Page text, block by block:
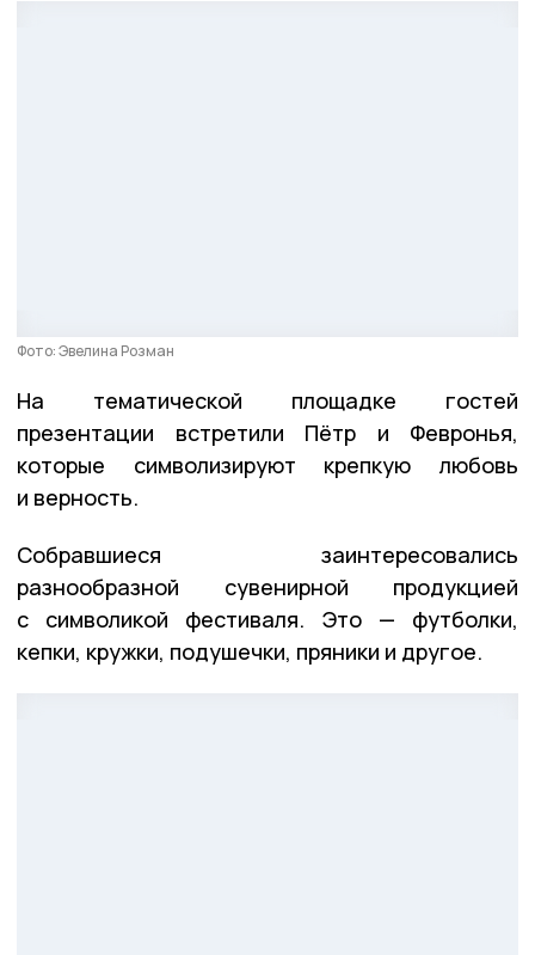
Фото: Эвелина Розман
На тематической площадке гостей
презентации встретили Пётр и Февронья,
которые символизируют крепкую любовь
и верность.
Собравшиеся заинтересовались
разнообразной сувенирной продукцией
с символикой фестиваля. Это — футболки,
кепки, кружки, подушечки, пряники и другое.